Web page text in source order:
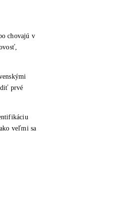
chovajú v
prvé
veľmi sa